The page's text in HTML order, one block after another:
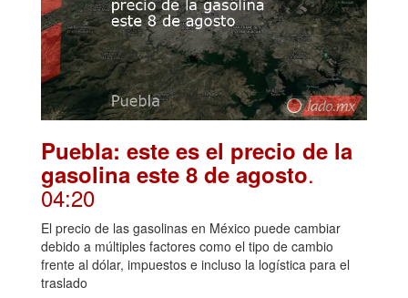
Puebla: este es el precio de la
gasolina este 8 de agosto.
04:20
El precio de las gasolinas en México puede cambiar
debido a múltiples factores como el tipo de cambio
frente al dólar, impuestos e incluso la logística para el
traslado